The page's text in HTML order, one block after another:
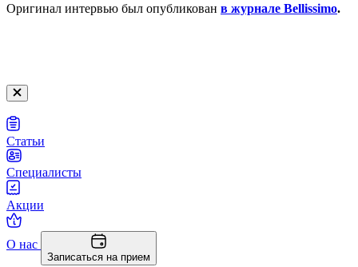
Оригинал интервью был опубликован в журнале Bellissimo.
Статьи
Специалисты
Акции
О нас
Записаться на прием